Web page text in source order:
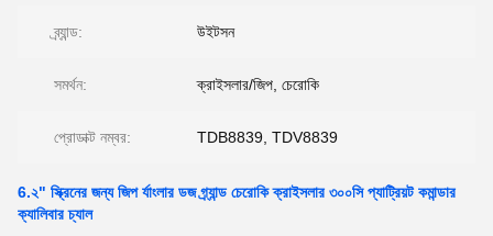
ব্র্যান্ড: উইটসন
সমর্থন: ক্রাইসলার/জিপ, চেরোকি
প্রোডাক্ট নম্বর: TDB8839, TDV8839
6.২" স্ক্রিনের জন্য জিপ র্যাংলার ডজ গ্র্যান্ড চেরোকি ক্রাইসলার ৩০০সি প্যাট্রিয়ট কমান্ডার
ক্যালিবার চ্যাল